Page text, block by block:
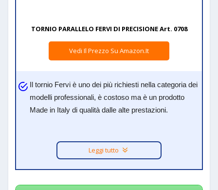
TORNIO PARALLELO FERVI DI PRECISIONE Art. 0708
Vedi Il Prezzo Su Amazon.it
Il tornio Fervi è uno dei più richiesti nella categoria dei
modelli professionali, è costoso ma è un prodotto
Made in Italy di qualità dalle alte prestazioni.
Leggi tutto